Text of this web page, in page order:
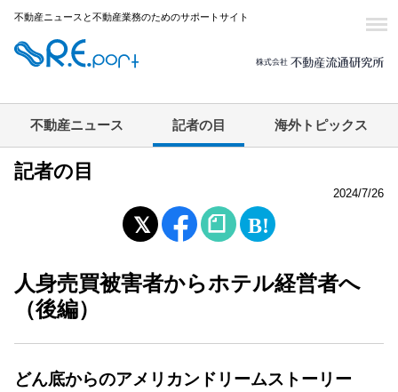
不動産ニュースと不動産業務のためのサポートサイト
不動産ニュース 記者の目 海外トピックス
記者の目
2024/7/26
人身売買被害者からホテル経営者へ
（後編）
どん底からのアメリカンドリームストーリー